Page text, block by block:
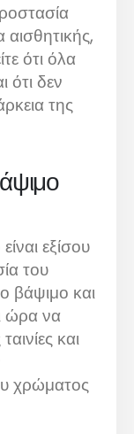
ότι όλα
ότι δεν
της
εξίσου
του
βάψιμο και
ώρα να
και
χρώματος